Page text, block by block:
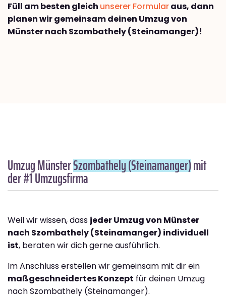
Füll am besten gleich unserer Formularaus, dann
planen wir gemeinsam deinen Umzug von
Münster nach Szombathely (Steinamanger)!
Umzug MünsterSzombathely (Steinamanger)mit
der #1 Umzugsfirma
Weil wir wissen, dass jeder Umzug von Münster
nach Szombathely (Steinamanger) individuell
ist, beraten wir dich gerne ausführlich.
Im Anschluss erstellen wir gemeinsam mit dir ein
maßgeschneidertes Konzept für deinen Umzug
nach Szombathely (Steinamanger).